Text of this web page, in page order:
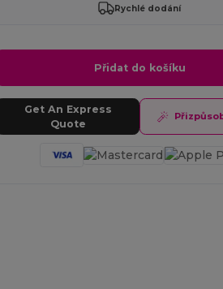
Rychlé dodání
Přidat do košíku
Get An Express
Quote